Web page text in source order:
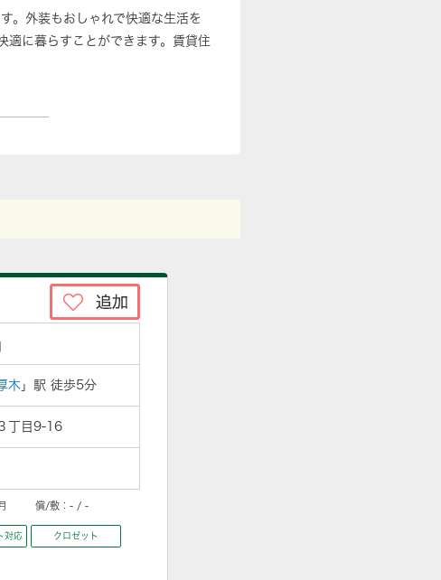
。外装もおしゃれで快適な生活を
適に暮らすことができます。賃貸住
木 」駅 徒歩5分
丁目9-16
償/敷： - / -
対応 クロゼット